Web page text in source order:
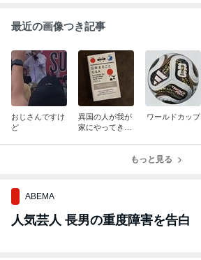
最近の画像つき記事
おじさんですけ
ど
異国の人が我が
家にやってき
ワールドカップ
もっと見る
ABEMA
人気芸人 長男の重度障害を告白